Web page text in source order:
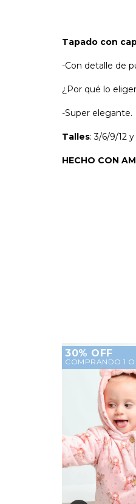
Tapado con
-Con detalle de
¿Por qué lo
-Super elegante.
Talles: 3/6/9/12
HECHO CON
30% OFF
COMPRANDO 1